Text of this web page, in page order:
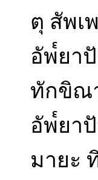
ตุ สัพเ
อัพ๎ยา
ทักขิณ
อัพ๎ยา
มายะ